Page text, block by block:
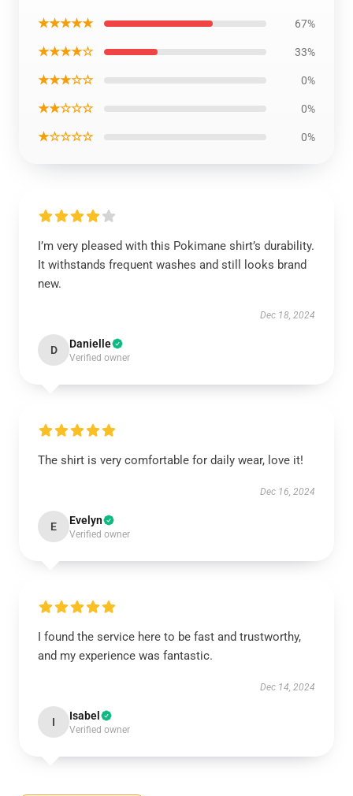
★★★★★ 67%
★★★★☆ 33%
★★★☆☆ 0%
★★☆☆☆ 0%
★☆☆☆☆ 0%
I’m very pleased with this Pokimane shirt’s durability.
It withstands frequent washes and still looks brand
new.
Dec 18, 2024
D Danielle
Verified owner
The shirt is very comfortable for daily wear, love it!
Dec 16, 2024
E Evelyn
Verified owner
I found the service here to be fast and trustworthy,
and my experience was fantastic.
Dec 14, 2024
I Isabel
Verified owner